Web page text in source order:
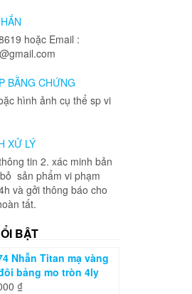
hoặc Email :
BẰNG CHỨNG
hình ảnh cụ thể sp vi
XỬ LÝ
tin 2. xác minh bản
sản phẩm vi phạm
và gởi thông báo cho
tất.
BẬT
Nhẫn Titan mạ vàng
bảng mo tròn 4ly
₫